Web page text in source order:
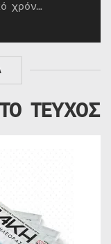
χρόν…
ΤΕΥΧΟΣ